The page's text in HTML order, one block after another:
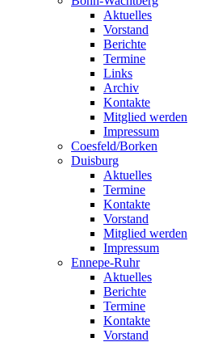
Aktuelles
Vorstand
Berichte
Termine
Links
Archiv
Kontakte
Mitglied werden
Impressum
Coesfeld/Borken
Duisburg
Aktuelles
Termine
Kontakte
Vorstand
Mitglied werden
Impressum
Ennepe-Ruhr
Aktuelles
Berichte
Termine
Kontakte
Vorstand